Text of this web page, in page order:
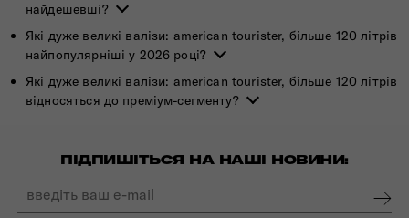
найдешевші?
Які дуже великі валізи: american tourister, більше 120 літрів
найпопулярніші у 2026 році?
Які дуже великі валізи: american tourister, більше 120 літрів
відносяться до преміум-сегменту?
ПІДПИШІТЬСЯ НА НАШІ НОВИНИ: